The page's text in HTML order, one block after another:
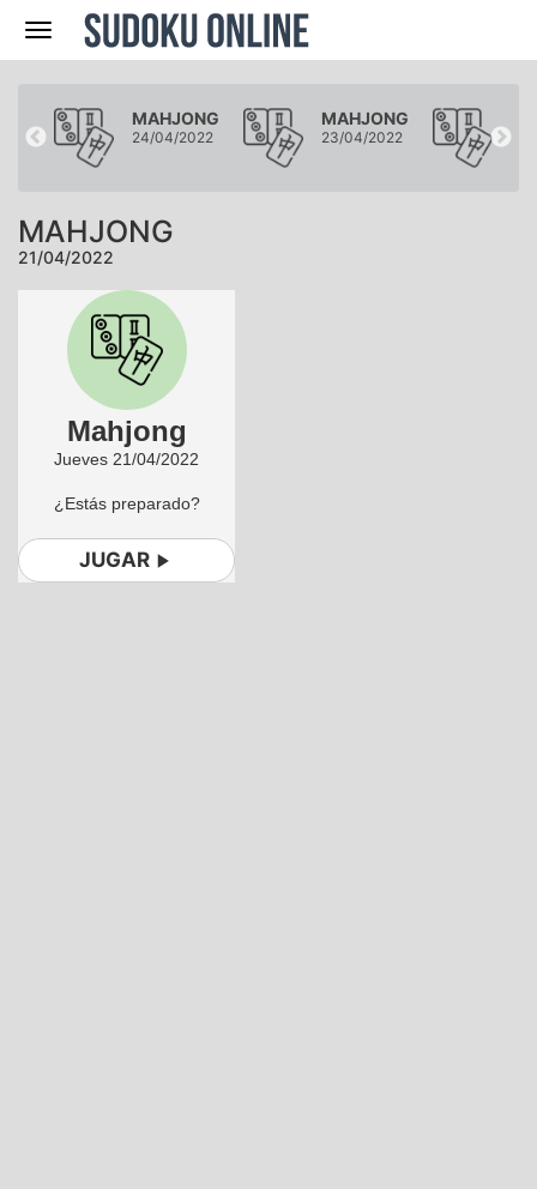
Navegación
MAHJONG
24/04/2022
MAHJONG
23/04/2022
MAHJONG
21/04/2022
Mahjong
Jueves 21/04/2022
¿Estás preparado?
JUGAR